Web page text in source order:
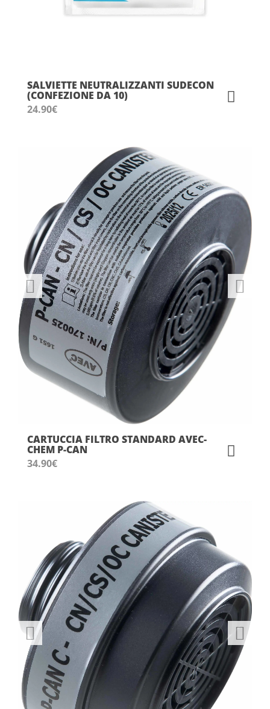
SALVIETTE NEUTRALIZZANTI SUDECON
(CONFEZIONE DA 10)
24.90€
CARTUCCIA FILTRO STANDARD AVEC-
CHEM P-CAN
34.90€